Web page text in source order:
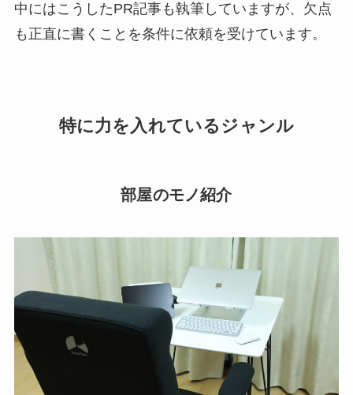
中にはこうしたPR記事も執筆していますが、欠点
も正直に書くことを条件に依頼を受けています。
特に力を入れているジャンル
部屋のモノ紹介